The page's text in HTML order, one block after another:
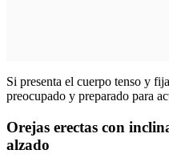
Si presenta el cuerpo tenso y
preocupado y preparado para
Orejas erectas con
alzado